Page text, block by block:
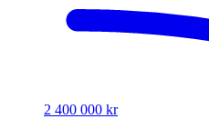
2 400 000 kr